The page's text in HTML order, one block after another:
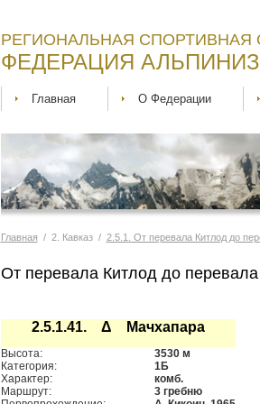
РЕГИОНАЛЬНАЯ
ФЕДЕРАЦИЯ
Главная О Федерации
Главная / 2. Кавказ / 2.5.1. От перевала Китлод до
От перевала Китлод до перевала
2.5.1.41. Δ Мачхапара
Высота:
3530 м
Категория:
1Б
Характер:
комб.
Маршрут:
3 гребню